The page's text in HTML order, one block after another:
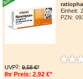
Einheit:
PZN :
UVP2: 9,58 €*
Ihr Preis: 2,92 €*